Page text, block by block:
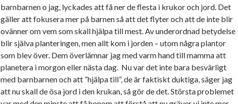
barnbarnen o jag, lyckades att få ner de flesta i krukor och jord. Det
gäller att fokusera mer på barnen så att det flyter och att de inte blir
ovänner om vem som skall hjälpa till mest. Av underordnad betydelse
blir själva planteringen, men allt kom i jorden – utom några plantor
som blev över. Dem överlämnar jag med varm hand till mamma att
planetera i morgon eller nästa dag. Nu var det inte bara besvärligt
med barnbarnen och att ”hjälpa till”, de är faktiskt duktiga, säger jag
att nu skall de ösa jord i den krukan, så gör de det. Största problemet